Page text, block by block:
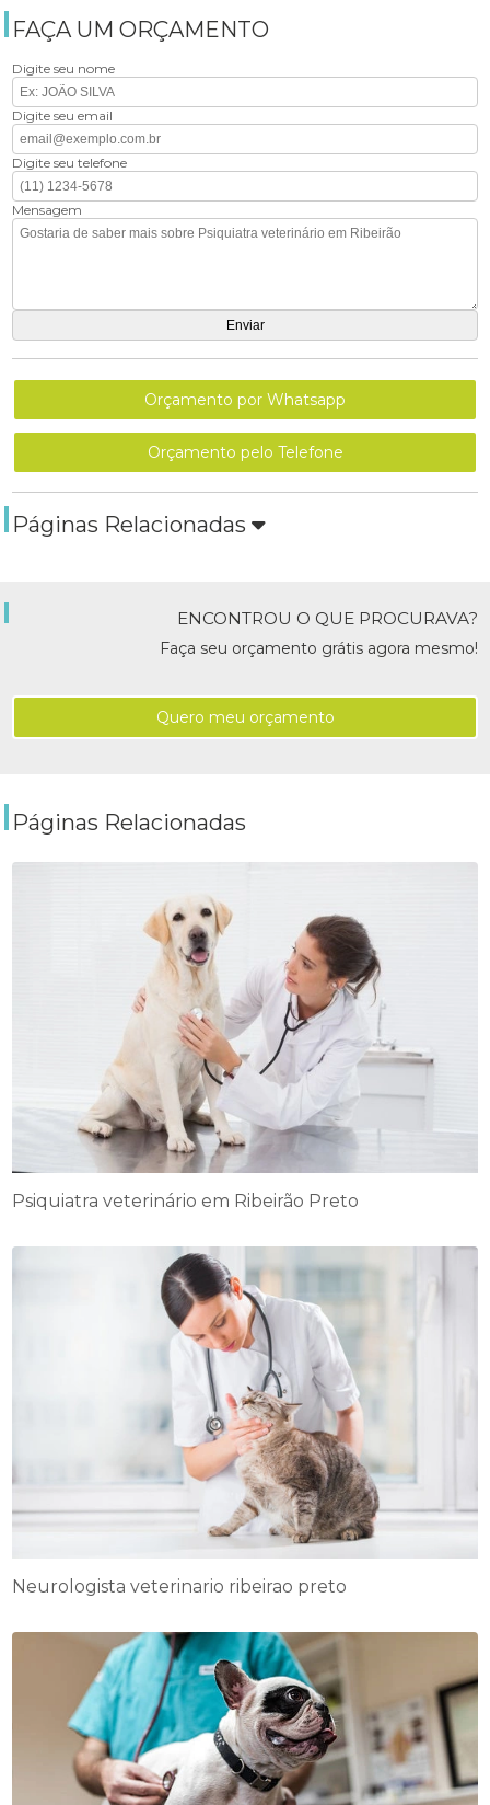
FAÇA UM ORÇAMENTO
Digite seu nome
Digite seu email
Digite seu telefone
Mensagem
Orçamento por Whatsapp
Orçamento pelo Telefone
Páginas Relacionadas
ENCONTROU O QUE PROCURAVA?
Faça seu orçamento grátis agora mesmo!
Quero meu orçamento
Páginas Relacionadas
Psiquiatra veterinário em Ribeirão Preto
Neurologista veterinario ribeirao preto​